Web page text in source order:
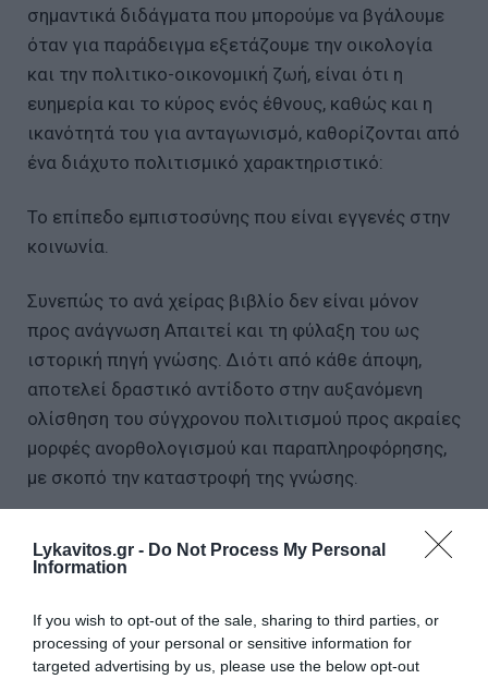
Lykavitos.gr - Do Not Process My Personal
Information
If you wish to opt-out of the sale, sharing to third parties, or
processing of your personal or sensitive information for
targeted advertising by us, please use the below opt-out
σημαντικά διδάγματα που μπορούμε να βγάλουμε
όταν για παράδειγμα εξετάζουμε την οικολογία
και την πολιτικο-οικονομική ζωή, είναι ότι η
ευημερία και το κύρος ενός έθνους, καθώς και η
ικανότητά του για ανταγωνισμό, καθορίζονται από
ένα διάχυτο πολιτισμικό χαρακτηριστικό:
Το επίπεδο εμπιστοσύνης που είναι εγγενές στην
κοινωνία.
Συνεπώς το ανά χείρας βιβλίο δεν είναι μόνον
προς ανάγνωση Απαιτεί και τη φύλαξη του ως
ιστορική πηγή γνώσης. Διότι από κάθε άποψη,
αποτελεί δραστικό αντίδοτο στην αυξανόμενη
ολίσθηση του σύγχρονου πολιτισμού προς ακραίες
μορφές ανορθολογισμού και παραπληροφόρησης,
με σκοπό την καταστροφή της γνώσης.
διεθνής πρόεδρος της Ένωσης Ευρωπαίων
Δημοσιογράφων{ΕΕΔ}